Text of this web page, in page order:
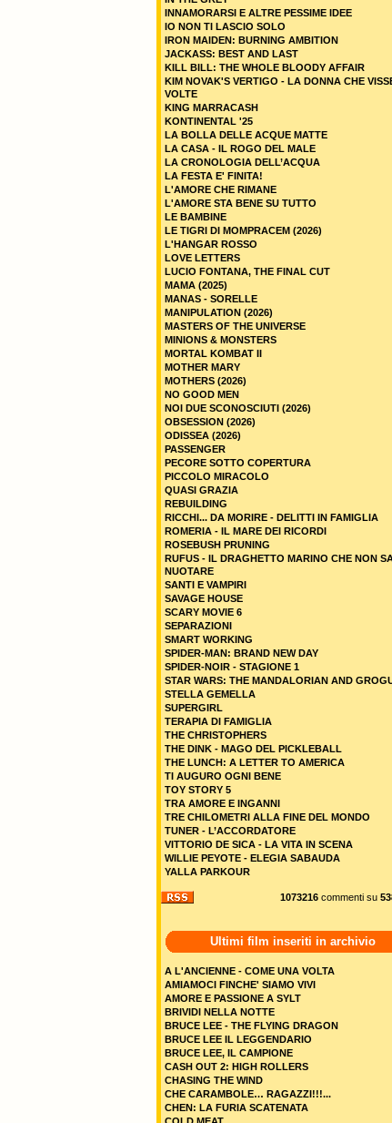
INNAMORARSI E ALTRE PESSIME IDEE
IO NON TI LASCIO SOLO
IRON MAIDEN: BURNING AMBITION
JACKASS: BEST AND LAST
KILL BILL: THE WHOLE BLOODY AFFAIR
KIM NOVAK'S VERTIGO - LA DONNA CHE
VOLTE
KING MARRACASH
KONTINENTAL '25
LA BOLLA DELLE ACQUE MATTE
LA CASA - IL ROGO DEL MALE
LA CRONOLOGIA DELL’ACQUA
LA FESTA E' FINITA!
L'AMORE CHE RIMANE
L'AMORE STA BENE SU TUTTO
LE BAMBINE
LE TIGRI DI MOMPRACEM (2026)
L'HANGAR ROSSO
LOVE LETTERS
LUCIO FONTANA, THE FINAL CUT
MAMA (2025)
MANAS - SORELLE
MANIPULATION (2026)
MASTERS OF THE UNIVERSE
MINIONS & MONSTERS
MORTAL KOMBAT II
MOTHER MARY
MOTHERS (2026)
NO GOOD MEN
NOI DUE SCONOSCIUTI (2026)
OBSESSION (2026)
ODISSEA (2026)
PASSENGER
PECORE SOTTO COPERTURA
PICCOLO MIRACOLO
QUASI GRAZIA
REBUILDING
RICCHI... DA MORIRE - DELITTI IN FAMIGLIA
ROMERIA - IL MARE DEI RICORDI
ROSEBUSH PRUNING
RUFUS - IL DRAGHETTO MARINO CHE NON
NUOTARE
SANTI E VAMPIRI
SAVAGE HOUSE
SCARY MOVIE 6
SEPARAZIONI
SMART WORKING
SPIDER-MAN: BRAND NEW DAY
SPIDER-NOIR - STAGIONE 1
STAR WARS: THE MANDALORIAN AND
STELLA GEMELLA
SUPERGIRL
TERAPIA DI FAMIGLIA
THE CHRISTOPHERS
THE DINK - MAGO DEL PICKLEBALL
THE LUNCH: A LETTER TO AMERICA
TI AUGURO OGNI BENE
TOY STORY 5
TRA AMORE E INGANNI
TRE CHILOMETRI ALLA FINE DEL MONDO
TUNER - L’ACCORDATORE
VITTORIO DE SICA - LA VITA IN SCENA
WILLIE PEYOTE - ELEGIA SABAUDA
YALLA PARKOUR
1073216 commenti su
Ultimi film inseriti in archivio
A L'ANCIENNE - COME UNA VOLTA
AMIAMOCI FINCHE' SIAMO VIVI
AMORE E PASSIONE A SYLT
BRIVIDI NELLA NOTTE
BRUCE LEE - THE FLYING DRAGON
BRUCE LEE IL LEGGENDARIO
BRUCE LEE, IL CAMPIONE
CASH OUT 2: HIGH ROLLERS
CHASING THE WIND
CHE CARAMBOLE… RAGAZZI!!!...
CHEN: LA FURIA SCATENATA